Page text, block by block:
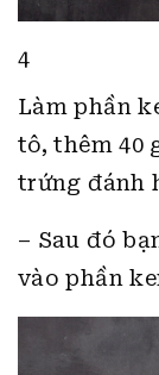
4
Làm phần
tô, thêm 40
trứng đánh
– Sau đó
vào phần